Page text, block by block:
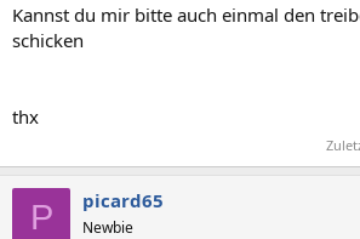
Kannst du mir bitte auch einmal den
schicken
thx
P picard65
Newbie